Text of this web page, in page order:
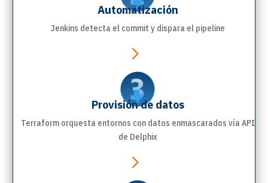
Automatización
Jenkins detecta el commit y dispara el pipeline
5

Provisión de datos
Terraform orquesta entornos con datos enmascarados vía API
de Delphix
5